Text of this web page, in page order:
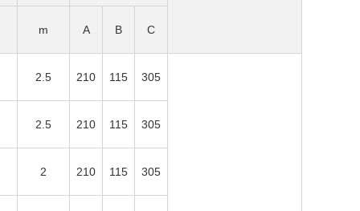
m A B C
2.5 210 115 305
2.5 210 115 305
2 210 115 305